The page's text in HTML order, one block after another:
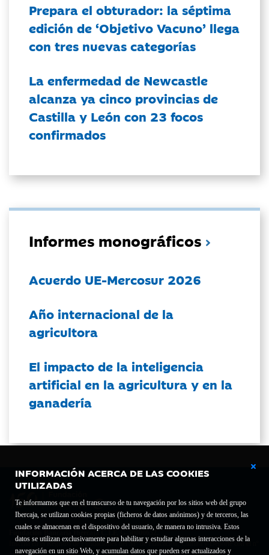
INFORMACIÓN ACERCA DE LAS COOKIES
UTILIZADAS
Te informamos que en el transcurso de tu navegación por los sitios web del grupo
Ibercaja, se utilizan cookies propias (ficheros de datos anónimos) y de terceros, las
cuales se almacenan en el dispositivo del usuario, de manera no intrusiva. Estos
datos se utilizan exclusivamente para habilitar y estudiar algunas interacciones de la
navegación en un sitio Web, y acumulan datos que pueden ser actualizados y
Prepara el obturador: la séptima
edición de ‘Objetivo Vacuno’ llega
con tres nuevas categorías
La enfermedad de Newcastle
alcanza ya cinco provincias de
Castilla y León con 23 focos
confirmados
Informes monográficos
Acuerdo UE-Mercosur 2026
Año internacional de la
agricultora
El impacto de la inteligencia
artificial en la agricultura y en la
ganadería
Fundación Bancaria Ibercaja C.I.F. G-50000652.
Inscrita en el Registro de Fundaciones del Mº de Educación, Cultura y Deporte con el nº